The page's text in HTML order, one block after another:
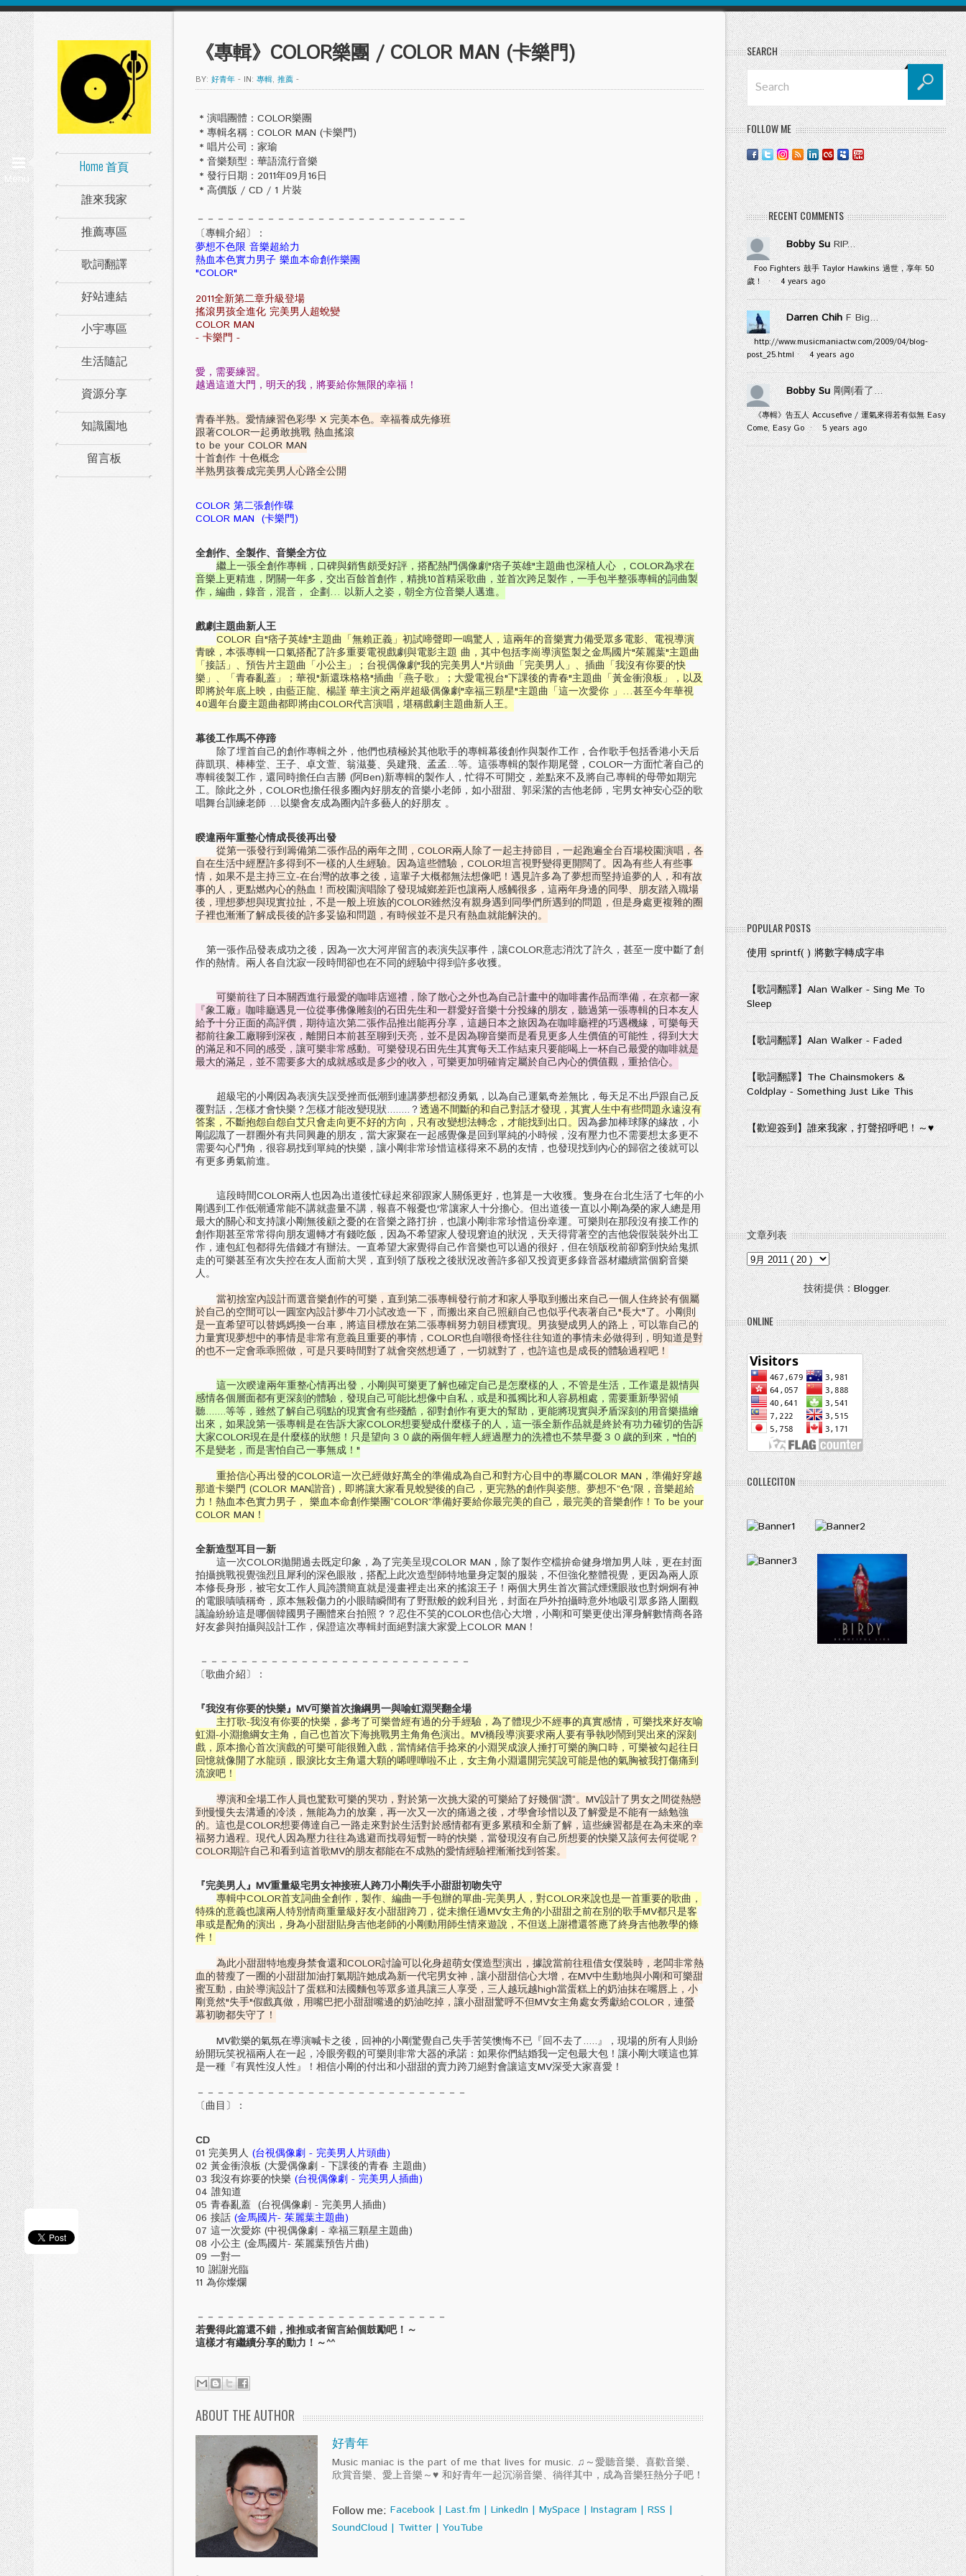
Menu
Home 首頁
誰來我家
推薦專區
歌詞翻譯
好站連結
小宇專區
生活隨記
資源分享
知識園地
留言板
《專輯》COLOR樂團 / COLOR MAN (卡樂門)
BY: 好青年 - IN: 專輯, 推薦 -
* 演唱團體：COLOR樂團
* 專輯名稱：COLOR MAN (卡樂門)
* 唱片公司：家瑜
* 音樂類型：華語流行音樂
* 發行日期：2011年09月16日
* 高價版 / CD / 1 片裝
－－－－－－－－－－－－－－－－－－－－－－－－－－－
〔專輯介紹〕：
夢想不色限 音樂超給力
熱血本色實力男子 樂血本命創作樂團
"COLOR"
2011全新第二章升級登場
搖滾男孩全進化 完美男人超蛻變
COLOR MAN
- 卡樂門 -
愛，需要練習。
越過這道大門，明天的我，將要給你無限的幸福！
青春半熟。愛情練習色彩學 X 完美本色。幸福養成先修班
跟著COLOR一起勇敢挑戰 熱血搖滾
to be your COLOR MAN
十首創作 十色概念
半熟男孩養成完美男人心路全公開
COLOR 第二張創作碟
COLOR MAN (卡樂門)
全創作、全製作、音樂全方位
繼上一張全創作專輯，口碑與銷售頗受好評，搭配熱門偶像劇"痞子英雄"主題曲也深植人心 ，COLOR為求在
音樂上更精進，閉關一年多，交出百餘首創作，精挑10首精采歌曲，並首次跨足製作，一手包半整張專輯的詞曲製
作，編曲，錄音，混音， 企劃… 以新人之姿，朝全方位音樂人邁進。
戲劇主題曲新人王
COLOR 自"痞子英雄"主題曲「無賴正義」初試啼聲即一鳴驚人，這兩年的音樂實力備受眾多電影、電視導演
青睞，本張專輯一口氣搭配了許多重要電視戲劇與電影主題 曲，其中包括李崗導演監製之金馬國片"茱麗葉"主題曲
「接話」、預告片主題曲「小公主」；台視偶像劇"我的完美男人"片頭曲「完美男人」、插曲「我沒有你要的快
樂」、「青春亂蓋」；華視"新還珠格格"插曲「燕子歌」；大愛電視台"下課後的青春"主題曲「黃金衝浪板」，以及
即將於年底上映，由藍正龍、楊謹 華主演之兩岸超級偶像劇"幸福三顆星"主題曲「這一次愛你 」…甚至今年華視
40週年台慶主題曲都即將由COLOR代言演唱，堪稱戲劇主題曲新人王。
幕後工作馬不停蹄
除了埋首自己的創作專輯之外，他們也積極於其他歌手的專輯幕後創作與製作工作，合作歌手包括香港小天后
薛凱琪、棒棒堂、王子、卓文萱、翁滋蔓、吳建飛、孟孟…等。這張專輯的製作期尾聲，COLOR一方面忙著自己的
專輯後製工作，還同時擔任白吉勝 (阿Ben)新專輯的製作人，忙得不可開交，差點來不及將自己專輯的母帶如期完
工。除此之外，COLOR也擔任很多圈內好朋友的音樂小老師，如小甜甜、郭采潔的吉他老師，宅男女神安心亞的歌
唱舞台訓練老師 …以樂會友成為圈內許多藝人的好朋友 。
睽違兩年重整心情成長後再出發
從第一張發行到籌備第二張作品的兩年之間，COLOR兩人除了一起主持節目，一起跑遍全台百場校園演唱，各
自在生活中經歷許多得到不一樣的人生經驗。因為這些體驗，COLOR坦言視野變得更開闊了。因為有些人有些事
情，如果不是主持三立-在台灣的故事之後，這輩子大概都無法想像吧！遇見許多為了夢想而堅持追夢的人，和有故
事的人，更點燃內心的熱血！而校園演唱除了發現城鄉差距也讓兩人感觸很多，這兩年身邊的同學、朋友踏入職場
後，理想夢想與現實拉扯，不是一般上班族的COLOR雖然沒有親身遇到同學們所遇到的問題，但是身處更複雜的圈
子裡也漸漸了解成長後的許多妥協和問題，有時候並不是只有熱血就能解決的。
第一張作品發表成功之後，因為一次大河岸留言的表演失誤事件，讓COLOR意志消沈了許久，甚至一度中斷了創
作的熱情。兩人各自沈寂一段時間卻也在不同的經驗中得到許多收獲。
可樂前往了日本關西進行最愛的咖啡店巡禮，除了散心之外也為自己計畫中的咖啡書作品而準備，在京都一家
『象工廠』咖啡廳遇見一位從事佛像雕刻的石田先生和一群愛好音樂十分投緣的朋友，聽過第一張專輯的日本友人
給予十分正面的高評價，期待這次第二張作品推出能再分享，這趟日本之旅因為在咖啡廳裡的巧遇機緣，可樂每天
都前往象工廠聊到深夜，離開日本前甚至聊到天亮，並不是因為聊音樂而是看見更多人生價值的可能性，得到大大
的滿足和不同的感受，讓可樂非常感動。可樂發現石田先生其實每天工作結束只要能喝上一杯自己最愛的咖啡就是
最大的滿足，並不需要多大的成就感或是多少的收入，可樂更加明確肯定屬於自己內心的價值觀，重拾信心。
超級宅的小剛因為表演失誤受挫而低潮到連講夢想都沒勇氣，以為自己運氣奇差無比，每天足不出戶跟自己反
覆對話，怎樣才會快樂？怎樣才能改變現狀........？透過不間斷的和自己對話才發現，其實人生中有些問題永遠沒有
答案，不斷抱怨自怨自艾只會走向更不好的方向，只有改變想法轉念，才能找到出口。 因為參加棒球隊的緣故，小
剛認識了一群圈外有共同興趣的朋友，當大家聚在一起感覺像是回到單純的小時候，沒有壓力也不需要想太多更不
需要勾心鬥角，很容易找到單純的快樂，讓小剛非常珍惜這樣得來不易的友情，也發現找到內心的歸宿之後就可以
有更多勇氣前進。
這段時間COLOR兩人也因為出道後忙碌起來卻跟家人關係更好，也算是一大收獲。隻身在台北生活了七年的小
剛遇到工作低潮通常能不講就盡量不講，報喜不報憂也'常讓家人十分擔心。但出道後一直以小剛為榮的家人總是用
最大的關心和支持讓小剛無後顧之憂的在音樂之路打拚，也讓小剛非常珍惜這份幸運。可樂則在那段沒有接工作的
創作期甚至常常得向朋友週轉才有錢吃飯，因為不希望家人發現窘迫的狀況，天天得背著空的吉他袋假裝裝外出工
作，連包紅包都得先借錢才有辦法。一直希望大家覺得自己作音樂也可以過的很好，但在領版稅前卻窮到快給鬼抓
走的可樂甚至有次失控在友人面前大哭，直到領了版稅之後狀況改善許多卻又投資更多錄音器材繼續當個窮音樂
人。
當初捨室內設計而選音樂創作的可樂，直到第二張專輯發行前才和家人爭取到搬出來自己一個人住終於有個屬
於自己的空間可以一圓室內設計夢牛刀小試改造一下，而搬出來自己照顧自己也似乎代表著自己"長大"了。小剛則
是一直希望可以替媽媽換一台車，將這目標放在第二張專輯努力朝目標實現。男孩變成男人的路上，可以靠自己的
力量實現夢想中的事情是非常有意義且重要的事情，COLOR也自嘲很奇怪往往知道的事情未必做得到，明知道是對
的也不一定會乖乖照做，可是只要時間對了就會突然想通了，一切就對了，也許這也是成長的體驗過程吧！
這一次睽違兩年重整心情再出發，小剛與可樂更了解也確定自己是怎麼樣的人，不管是生活，工作還是親情與
感情各個層面都有更深刻的體驗，發現自己可能比想像中自私，或是和孤獨比和人容易相處，需要重新學習傾
聽.......等等，雖然了解自己弱點的現實會有些殘酷，卻對創作有更大的幫助，更能將現實與矛盾深刻的用音樂描繪
出來，如果說第一張專輯是在告訴大家COLOR想要變成什麼樣子的人，這一張全新作品就是終於有功力確切的告訴
大家COLOR現在是什麼樣的狀態！只是望向３０歲的兩個年輕人經過壓力的洗禮也不禁早憂３０歲的到來，"怕的
不是變老，而是害怕自己一事無成！"
重拾信心再出發的COLOR這一次已經做好萬全的準備成為自己和對方心目中的專屬COLOR MAN，準備好穿越
那道卡樂門 (COLOR MAN諧音)，即將讓大家看見蛻變後的自己，更完熟的創作與姿態。夢想不”色”限，音樂超給
力！熱血本色實力男子， 樂血本命創作樂團“COLOR”準備好要給你最完美的自己，最完美的音樂創作！To be your
COLOR MAN！
全新造型耳目一新
這一次COLOR拋開過去既定印象，為了完美呈現COLOR MAN，除了製作空檔拚命健身增加男人味，更在封面
拍攝挑戰視覺強烈且犀利的深色眼妝，搭配上此次造型師特地量身定製的服裝，不但強化整體視覺，更因為兩人原
本修長身形，被宅女工作人員誇讚簡直就是漫畫裡走出來的搖滾王子！兩個大男生首次嘗試煙燻眼妝也對炯炯有神
的電眼嘖嘖稱奇，原本無殺傷力的小眼睛瞬間有了野獸般的銳利目光，封面在戶外拍攝時意外地吸引眾多路人圍觀
議論紛紛這是哪個韓國男子團體來台拍照？？忍住不笑的COLOR也信心大增，小剛和可樂更使出渾身解數情商各路
好友參與拍攝與設計工作，保證這次專輯封面絕對讓大家愛上COLOR MAN！
－－－－－－－－－－－－－－－－－－－－－－－－－－－
〔歌曲介紹〕：
『我沒有你要的快樂』MV可樂首次擔綱男一與喻虹淵哭翻全場
主打歌-我沒有你要的快樂，參考了可樂曾經有過的分手經驗，為了體現少不經事的真實感情，可樂找來好友喻
虹淵-小淵擔綱女主角，自己也首次下海挑戰男主角角色演出。MV橋段導演要求兩人要有爭執吵鬧到哭出來的深刻
戲，原本擔心首次演戲的可樂可能很難入戲，當情緒信手捻來的小淵哭成淚人捶打可樂的胸口時，可樂被勾起往日
回憶就像開了水龍頭，眼淚比女主角還大顆的唏哩嘩啦不止，女主角小淵還開完笑說可能是他的氣胸被我打傷痛到
流淚吧！
導演和全場工作人員也驚歎可樂的哭功，對於第一次挑大梁的可樂給了好幾個“讚“。MV設計了男女之間從熱戀
到慢慢失去溝通的冷淡，無能為力的放棄，再一次又一次的痛過之後，才學會珍惜以及了解愛是不能有一絲勉強
的。這也是COLOR想要傳達自己一路走來對於生活對於感情都有更多累積和全新了解，這些練習都是在為未來的幸
福努力過程。現代人因為壓力往往為逃避而找尋短暫一時的快樂，當發現沒有自己所想要的快樂又該何去何從呢？
COLOR期許自己和看到這首歌MV的朋友都能在不成熟的愛情經驗裡漸漸找到答案。
『完美男人』MV重量級宅男女神接班人跨刀小剛失手小甜甜初吻失守
專輯中COLOR首支詞曲全創作，製作、編曲一手包辦的單曲-完美男人，對COLOR來說也是一首重要的歌曲，
特殊的意義也讓兩人特別情商重量級好友小甜甜跨刀，從未擔任過MV女主角的小甜甜之前在別的歌手MV都只是客
串或是配角的演出，身為小甜甜貼身吉他老師的小剛動用師生情來遊說，不但送上謝禮還答應了終身吉他教學的條
件！
為此小甜甜特地瘦身禁食還和COLOR討論可以化身超萌女僕造型演出，據說當前往租借女僕裝時，老闆非常熱
血的替瘦了一圈的小甜甜加油打氣期許她成為新一代宅男女神，讓小甜甜信心大增，在MV中生動地與小剛和可樂甜
蜜互動，由於導演設計了蛋糕和法國麵包等眾多道具讓三人享受，三人越玩越high當蛋糕上的奶油抹在嘴唇上，小
剛竟然"失手"假戲真做，用嘴巴把小甜甜嘴邊的奶油吃掉，讓小甜甜驚呼不但MV女主角處女秀獻給COLOR，連螢
幕初吻都失守了！
MV歡樂的氣氛在導演喊卡之後，回神的小剛驚覺自己失手苦笑懊悔不已『回不去了.....』，現場的所有人則紛
紛開玩笑祝福兩人在一起，冷眼旁觀的可樂則非常大器的承諾：如果你們結婚我一定包最大包！讓小剛大嘆這也算
是一種『有異性沒人性』！相信小剛的付出和小甜甜的賣力跨刀絕對會讓這支MV深受大家喜愛！
－－－－－－－－－－－－－－－－－－－－－－－－－－－
〔曲目〕：
CD
01 完美男人 (台視偶像劇 - 完美男人片頭曲)
02 黃金衝浪板 (大愛偶像劇 - 下課後的青春 主題曲)
03 我沒有妳要的快樂 (台視偶像劇 - 完美男人插曲)
04 誰知道
05 青春亂蓋 (台視偶像劇 - 完美男人插曲)
06 接話 (金馬國片- 茱麗葉主題曲)
07 這一次愛妳 (中視偶像劇 - 幸福三顆星主題曲)
08 小公主 (金馬國片- 茱麗葉預告片曲)
09 一對一
10 謝謝光臨
11 為你燦爛
－－－－－－－－－－－－－－－－－－－－－－－－－
若覺得此篇還不錯，推推或者留言給個鼓勵吧！～
這樣才有繼續分享的動力！～^^
ABOUT THE AUTHOR
好青年
Music maniac is the part of me that lives for music. ♫～愛聽音樂、喜歡音樂、
欣賞音樂、愛上音樂～♥ 和好青年一起沉溺音樂、徜徉其中，成為音樂狂熱分子吧！
Follow me: Facebook | Last.fm | LinkedIn | MySpace | Instagram | RSS |
SoundCloud | Twitter | YouTube
SEARCH
FOLLOW ME
RECENT COMMENTS
Bobby Su RIP...
Foo Fighters 鼓手 Taylor Hawkins 過世，享年 50
歲！· 4 years ago
Darren Chih F Big...
http://www.musicmaniactw.com/2009/04/blog-
post_25.html· 4 years ago
Bobby Su 剛剛看了...
《專輯》告五人 Accusefive / 運氣來得若有似無 Easy
Come, Easy Go· 5 years ago
POPULAR POSTS
使用 sprintf( ) 將數字轉成字串
【歌詞翻譯】Alan Walker - Sing Me To
Sleep
【歌詞翻譯】Alan Walker - Faded
【歌詞翻譯】The Chainsmokers &
Coldplay - Something Just Like This
【歡迎簽到】誰來我家，打聲招呼吧！～♥
文章列表
技術提供：Blogger.
ONLINE
COLLECITON